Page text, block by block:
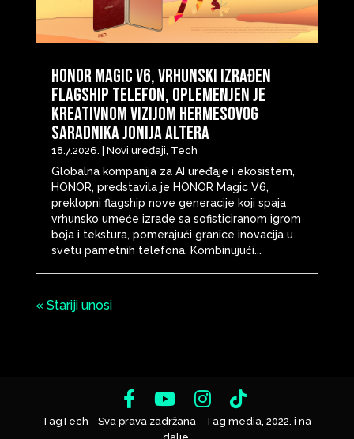
HONOR Magic V6, vrhunski izrađen
flagship telefon, oplemenjen je
kreativnom vizijom Hermesovog
saradnika Jonija Altera
18.7.2026. | Novi uređaji Tech
Globalna kompanija za AI uređaje i ekosistem,
HONOR, predstavila je HONOR Magic V6,
preklopni flagship nove generacije koji spaja
vrhunsko umeće izrade sa sofisticiranom igrom
boja i tekstura, pomerajući granice inovacija u
svetu pametnih telefona. Kombinujući...
« Stariji unosi
TagTech - Sva prava zadržana - Tag media, 2022. i na